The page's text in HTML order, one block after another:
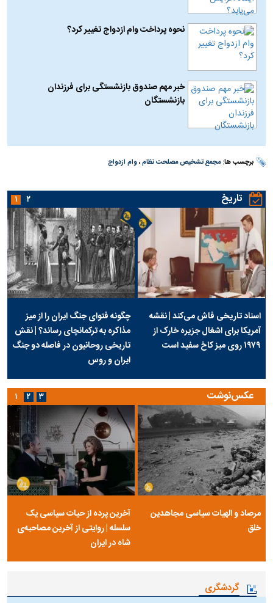
نحوه پرداخت وام ازدواج تغییر کرد؟
خبر مهم صندوق بازنشستگی برای فرزندان
بازنشستگان
برچسب ها:مجمع تشخیص مصلحت نظام،وام ازدواج
تاریخ
اسناد تاریخی فاش می‌کند | نقشه
آمریکا برای اشغال جزیره خارک از
۱۹۷۹ روی میز کاخ سفید است
چگونه فتوای جنگ ایران را از میز
مذاکره به ترکمانچای رساند؟ | نقش
تاریخی روحانیون در فاصله دو جنگ
ایران و روس
۱ ۲
عکس‌نوشت
مرصاد و الهیات سیاسی مجاهدین
خلق
آخرین پرده از حیات سیاسی یک
سلسله | روایتی از آخرین مصاحبه‌ی
شاه در ایران
۱ ۲ ۳
گردشگری